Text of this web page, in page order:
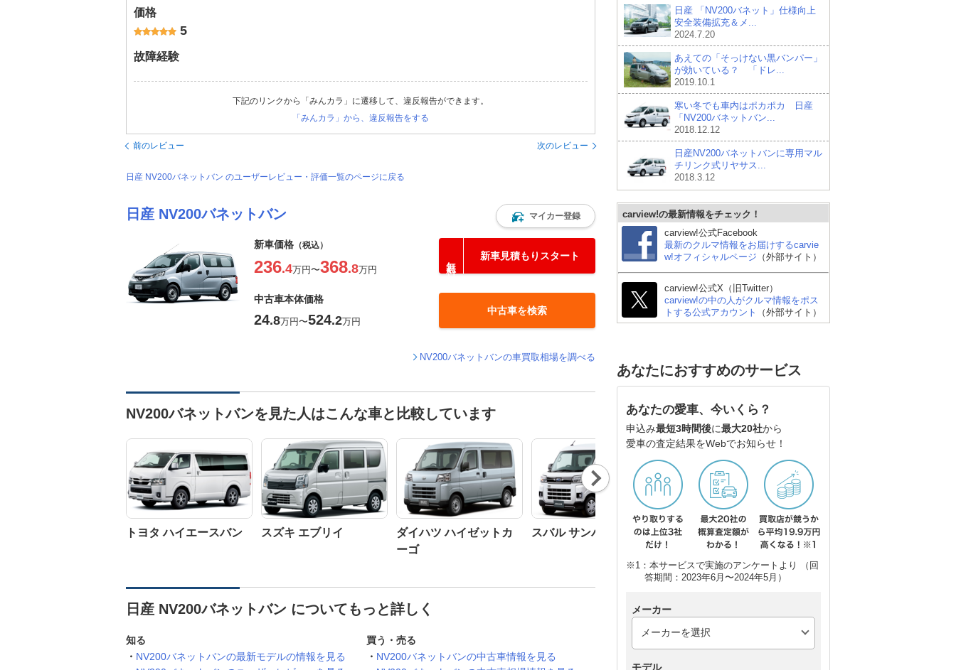
価格
5
故障経験
下記のリンクから「みんカラ」に遷移して、違反報告ができます。
「みんカラ」から、違反報告をする
前のレビュー 次のレビュー
日産 NV200バネットバン のユーザーレビュー・評価一覧のページに戻る
日産 NV200バネットバン マイカー登録
新車価格 （税込）
236.4万円〜368.8万円
新車見積もりスタート
中古車本体価格
24.8万円〜524.2万円
中古車を検索
NV200バネットバンの車買取相場を調べる
NV200バネットバンを見た人はこんな車と比較しています
トヨタ ハイエースバン スズキ エブリイ
ダイハツ ハイゼットカ
ーゴ
スバル サンバー
スズキ キャリイトラッ
ク
ホンダ N-VAN
Nex
t
日産 NV200バネットバン についてもっと詳しく
知る
NV200バネットバンの最新モデルの情報を見る
買う・売る
NV200バネットバンの中古車情報を見る
日産 「NV200バネット」仕様向上
安全装備拡充＆メ...
2024.7.20
あえての「そっけない黒バンパー」
が効いている？ 「ドレ...
2019.10.1
寒い冬でも車内はポカポカ 日産
「NV200バネットバン...
2018.12.12
日産NV200バネットバンに専用マル
チリンク式リヤサス...
2018.3.12
carview!の最新情報をチェック！
carview!公式Facebook
最新のクルマ情報をお届けするcarvie
w!オフィシャルページ （外部サイト）
carview!公式X（旧Twitter）
carview!の中の人がクルマ情報をポス
トする公式アカウント
（外部サイト）
あなたにおすすめのサービス
あなたの愛車、今いくら？
申込み最短3時間後に最大20社から
愛車の査定結果をWebでお知らせ！
※1：本サービスで実施のアンケートより （回
答期間：2023年6月〜2024年5月）
メーカー
モデル